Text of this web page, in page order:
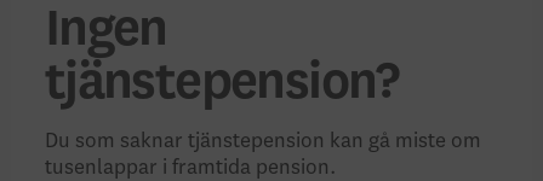
Ingen
tjänstepension?
Du som saknar tjänstepension kan gå miste om
tusenlappar i framtida pension.